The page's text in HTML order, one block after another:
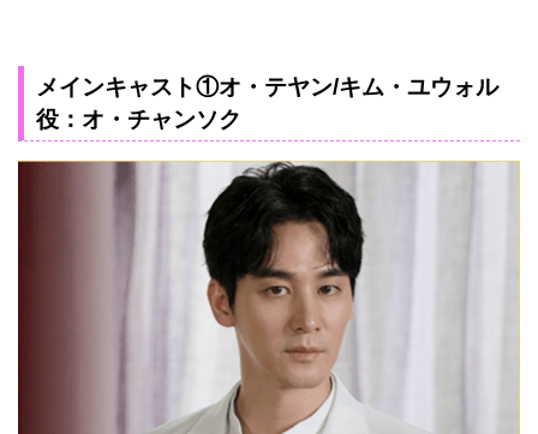
メインキャスト①オ・テヤン/キム・ユウォル
役：オ・チャンソク